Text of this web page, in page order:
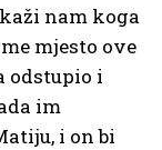
nam koga
mjesto ove
odstupio i
im
i on bi